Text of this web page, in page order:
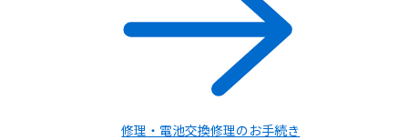
修理・電池交換修理のお手続き